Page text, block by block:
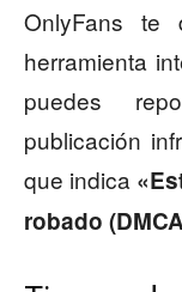
OnlyFans
herramienta
puedes
publicación
que indica
robado